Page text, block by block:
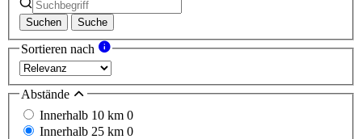
Suchen Suche
Sortieren nach
Abstände
Innerhalb 10 km 0
Innerhalb 25 km 0